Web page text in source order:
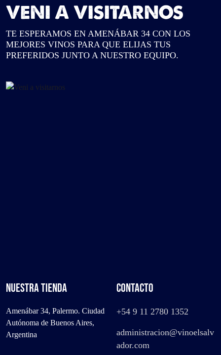
VENI A VISITARNOS
TE ESPERAMOS EN AMENÁBAR 34 CON LOS
MEJORES VINOS PARA QUE ELIJAS TUS
PREFERIDOS JUNTO A NUESTRO EQUIPO.
NUESTRA TIENDA
Amenábar 34, Palermo. Ciudad
Autónoma de Buenos Aires,
Argentina
CONTACTO
+54 9 11 2780 1352
administracion@vinoelsalv
ador.com